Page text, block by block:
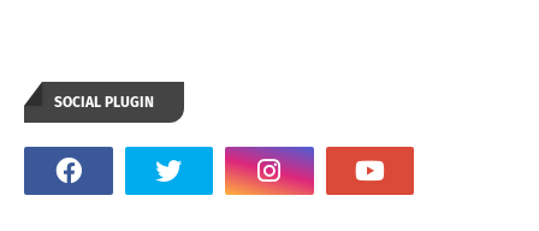
SOCIAL PLUGIN